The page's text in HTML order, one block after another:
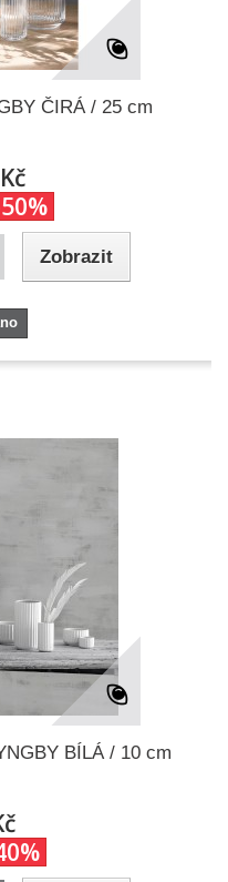
ČIRÁ / 25 cm
Zobrazit
BÍLÁ / 10 cm